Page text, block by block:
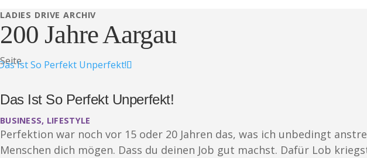
LADIES DRIVE ARCHIV
200 Jahre Aargau
Seite
Das Ist So Perfekt Unperfekt!
BUSINESS, LIFESTYLE
Perfektion war noch vor 15 oder 20 Jahren das, was ich unbedingt
Menschen dich mögen. Dass du deinen Job gut machst. Dafür Lob